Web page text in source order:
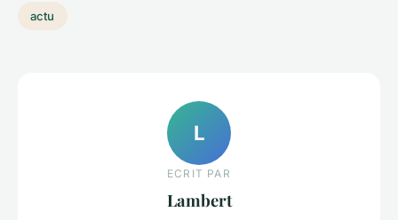
actu
L
ECRIT PAR
Lambert